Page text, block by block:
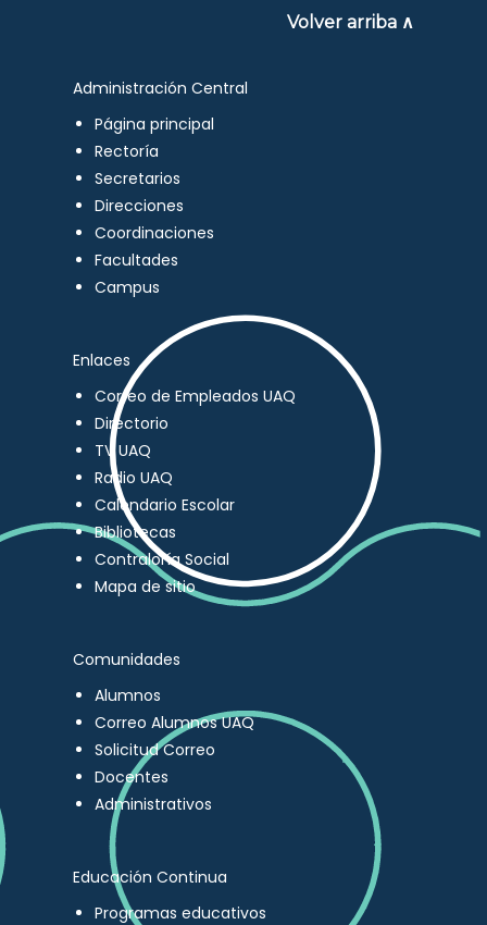
Volver arriba ∧
Administración Central
Página principal
Rectoría
Secretarios
Direcciones
Coordinaciones
Facultades
Campus
Enlaces
Correo de Empleados UAQ
Directorio
TV UAQ
Radio UAQ
Calendario Escolar
Bibliotecas
Contraloría Social
Mapa de sitio
Comunidades
Alumnos
Correo Alumnos UAQ
Solicitud Correo
Docentes
Administrativos
Educación Continua
Programas educativos